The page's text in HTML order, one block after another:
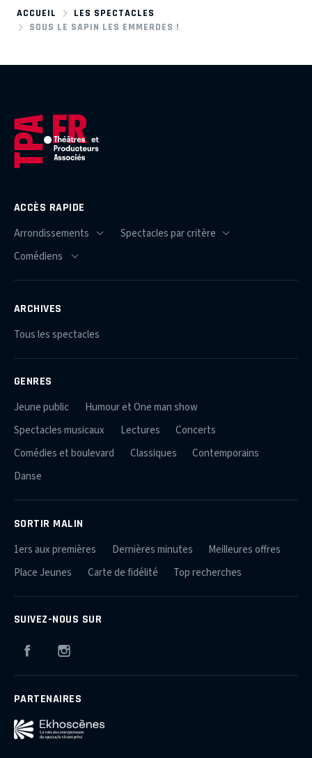
ACCUEIL
LES SPECTACLES
SOUS LE SAPIN LES EMMERDES !
ACCÈS RAPIDE
ARCHIVES
Tous les spectacles
GENRES
Jeune public
Humour et One man show
Spectacles musicaux
Lectures
Concerts
Comédies et boulevard
Classiques
Contemporains
Danse
SORTIR MALIN
1ers aux premières Dernières minutes
Meilleures offres
Place Jeunes
Carte de fidélité Top recherches
SUIVEZ-NOUS SUR
Facebook
PARTENAIRES